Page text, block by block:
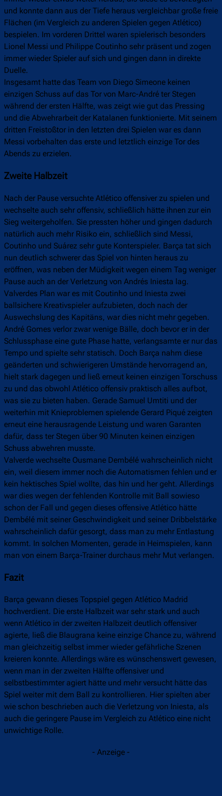
und konnte dann aus der Tiefe heraus vergleichbar große freie
Flächen (im Vergleich zu anderen Spielen gegen Atlético)
bespielen. Im vorderen Drittel waren spielerisch besonders
Lionel Messi und Philippe Coutinho sehr präsent und zogen
immer wieder Spieler auf sich und gingen dann in direkte
Duelle.
Insgesamt hatte das Team von Diego Simeone keinen
einzigen Schuss auf das Tor von Marc-André ter Stegen
während der ersten Hälfte, was zeigt wie gut das Pressing
und die Abwehrarbeit der Katalanen funktionierte. Mit seinem
dritten Freistoßtor in den letzten drei Spielen war es dann
Messi vorbehalten das erste und letztlich einzige Tor des
Abends zu erzielen.
Zweite Halbzeit
Nach der Pause versuchte Atlético offensiver zu spielen und
wechselte auch sehr offensiv, schließlich hätte ihnen zur ein
Sieg weitergeholfen. Sie pressten höher und gingen dadurch
natürlich auch mehr Risiko ein, schließlich sind Messi,
Coutinho und Suárez sehr gute Konterspieler. Barça tat sich
nun deutlich schwerer das Spiel von hinten heraus zu
eröffnen, was neben der Müdigkeit wegen einem Tag weniger
Pause auch an der Verletzung von Andrés Iniesta lag.
Valverdes Plan war es mit Coutinho und Iniesta zwei
ballsichere Kreativspieler aufzubieten, doch nach der
Auswechslung des Kapitäns, war dies nicht mehr gegeben.
André Gomes verlor zwar wenige Bälle, doch bevor er in der
Schlussphase eine gute Phase hatte, verlangsamte er nur das
Tempo und spielte sehr statisch. Doch Barça nahm diese
geänderten und schwierigeren Umstände hervorragend an,
hielt stark dagegen und ließ erneut keinen einzigen Torschuss
zu und das obwohl Atlético offensiv praktisch alles aufbot,
was sie zu bieten haben. Gerade Samuel Umtiti und der
weiterhin mit Knieproblemen spielende Gerard Piqué zeigten
erneut eine herausragende Leistung und waren Garanten
dafür, dass ter Stegen über 90 Minuten keinen einzigen
Schuss abwehren musste.
Valverde wechselte Ousmane Dembélé wahrscheinlich nicht
ein, weil diesem immer noch die Automatismen fehlen und er
kein hektisches Spiel wollte, das hin und her geht. Allerdings
war dies wegen der fehlenden Kontrolle mit Ball sowieso
schon der Fall und gegen dieses offensive Atlético hätte
Dembélé mit seiner Geschwindigkeit und seiner Dribbelstärke
wahrscheinlich dafür gesorgt, dass man zu mehr Entlastung
kommt. In solchen Momenten, gerade in Heimspielen, kann
man von einem Barça-Trainer durchaus mehr Mut verlangen.
Fazit
Barça gewann dieses Topspiel gegen Atlético Madrid
hochverdient. Die erste Halbzeit war sehr stark und auch
wenn Atlético in der zweiten Halbzeit deutlich offensiver
agierte, ließ die Blaugrana keine einzige Chance zu, während
man gleichzeitig selbst immer wieder gefährliche Szenen
kreieren konnte. Allerdings wäre es wünschenswert gewesen,
wenn man in der zweiten Hälfte offensiver und
selbstbestimmter agiert hätte und mehr versucht hätte das
Spiel weiter mit dem Ball zu kontrollieren. Hier spielten aber
wie schon beschrieben auch die Verletzung von Iniesta, als
auch die geringere Pause im Vergleich zu Atlético eine nicht
unwichtige Rolle.
- Anzeige -